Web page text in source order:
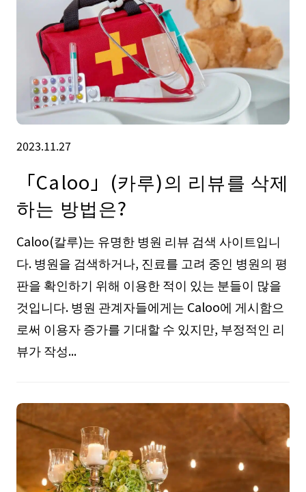
2023.11.27
「Caloo」(카루)의 리뷰를 삭제
하는 방법은?
Caloo(칼루)는 유명한 병원 리뷰 검색 사이트입니
다. 병원을 검색하거나, 진료를 고려 중인 병원의 평
판을 확인하기 위해 이용한 적이 있는 분들이 많을
것입니다. 병원 관계자들에게는 Caloo에 게시함으
로써 이용자 증가를 기대할 수 있지만, 부정적인 리
뷰가 작성...